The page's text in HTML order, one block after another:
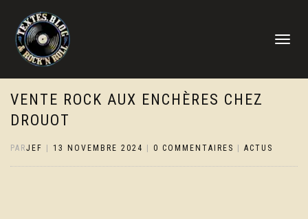
DÉPLIER
VENTE ROCK AUX ENCHÈRES CHEZ
DROUOT
PARJEF 13 NOVEMBRE 2024 0 COMMENTAIRES ACTUS